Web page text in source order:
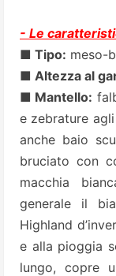
- Le
■ Tipo: meso-
■ Altezza al
■ Mantello:
e zebrature
anche baio
bruciato con
macchia
generale il
Highland
e alla pioggia
lungo, copre